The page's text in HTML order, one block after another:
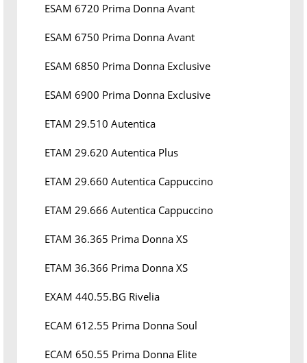
ESAM 6720 Prima Donna Avant
ESAM 6750 Prima Donna Avant
ESAM 6850 Prima Donna Exclusive
ESAM 6900 Prima Donna Exclusive
ETAM 29.510 Autentica
ETAM 29.620 Autentica Plus
ETAM 29.660 Autentica Cappuccino
ETAM 29.666 Autentica Cappuccino
ETAM 36.365 Prima Donna XS
ETAM 36.366 Prima Donna XS
EXAM 440.55.BG Rivelia
ECAM 612.55 Prima Donna Soul
ECAM 650.55 Prima Donna Elite